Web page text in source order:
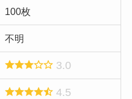
100枚
不明
3.0
4.5